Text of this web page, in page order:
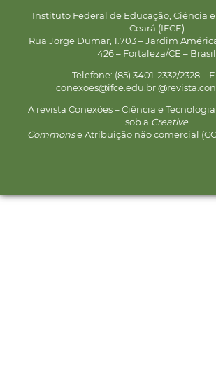
Instituto Federal de Educação, Ciência
Ceará (IFCE)
Rua Jorge Dumar, 1.703 – Jardim
426 – Fortaleza/CE – Brasil
Telefone: (85) 3401-2332/2328 –
conexoes@ifce.edu.br
A revista Conexões – Ciência e
sob a Creative
Commonse Atribuição não comercial (CC